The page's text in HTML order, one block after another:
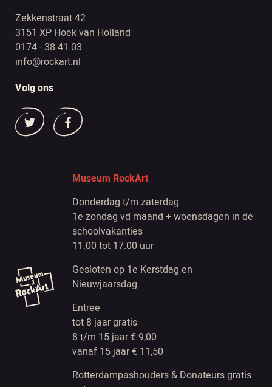
Zekkenstraat 42
3151 XP Hoek van Holland
0174 - 38 41 03
info@rockart.nl
Volg ons
Museum RockArt
Donderdag t/m zaterdag
1e zondag vd maand + woensdagen in de
schoolvakanties
11.00 tot 17.00 uur
Gesloten op 1e Kerstdag en
Nieuwjaarsdag.
Entree
tot 8 jaar gratis
8 t/m 15 jaar € 9,00
vanaf 15 jaar € 11,50
Rotterdampashouders & Donateurs gratis